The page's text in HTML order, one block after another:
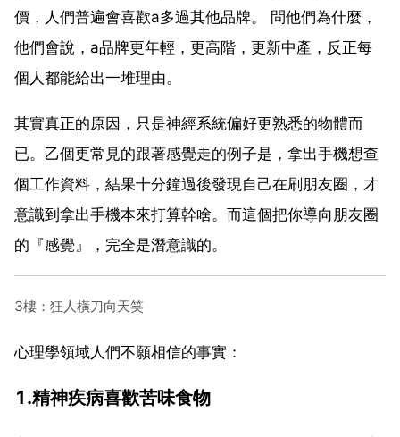
價，人們普遍會喜歡a多過其他品牌。 問他們為什麼，
他們會說，a品牌更年輕，更高階，更新中產，反正每
個人都能給出一堆理由。
其實真正的原因，只是神經系統偏好更熟悉的物體而
已。乙個更常見的跟著感覺走的例子是，拿出手機想查
個工作資料，結果十分鐘過後發現自己在刷朋友圈，才
意識到拿出手機本來打算幹啥。而這個把你導向朋友圈
的『感覺』，完全是潛意識的。
3樓：狂人橫刀向天笑
心理學領域人們不願相信的事實：
1.精神疾病喜歡苦味食物